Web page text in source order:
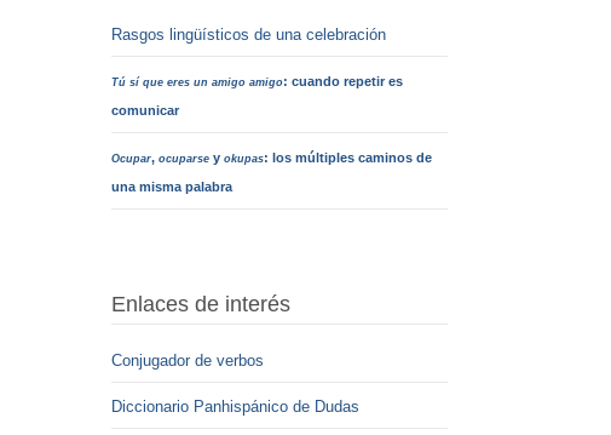
Rasgos lingüísticos de una celebración
Tú sí que eres un amigo amigo: cuando repetir es
comunicar
Ocupar, ocuparsey okupas: los múltiples caminos de
una misma palabra
Enlaces de interés
Conjugador de verbos
Diccionario Panhispánico de Dudas